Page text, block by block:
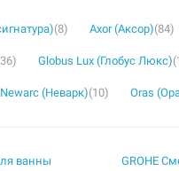
(8) Axor (Аксор)(84)
Globus Lux (Глобус Люкс)
Newarc (Неварк)(10) Oras
ванны
GROHE